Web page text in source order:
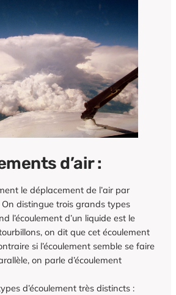
d’air :
le déplacement de l’air par
distingue trois grands types
l’écoulement d’un liquide est le
on dit que cet écoulement
si l’écoulement semble se faire
on parle d’écoulement
d’écoulement très distincts :